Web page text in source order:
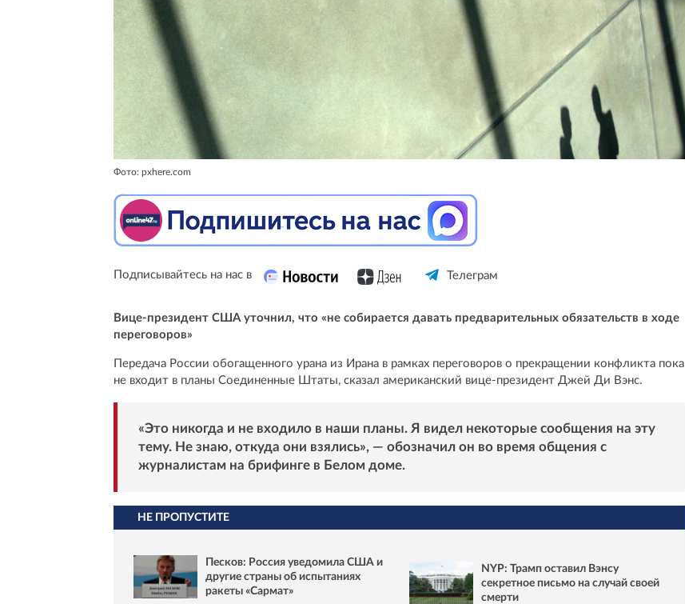
Фото: pxhere.com
Подписывайтесь на нас в Телеграм
Вице-президент США уточнил, что «не собирается давать предварительных обязательств в ходе
переговоров»
Передача России обогащенного урана из Ирана в рамках переговоров о прекращении конфликта пока
не входит в планы Соединенные Штаты, сказал американский вице-президент Джей Ди Вэнс.
«Это никогда и не входило в наши планы. Я видел некоторые сообщения на эту
тему. Не знаю, откуда они взялись», — обозначил он во время общения с
журналистам на брифинге в Белом доме.
НЕ ПРОПУСТИТЕ
Песков: Россия уведомила США и
другие страны об испытаниях
ракеты «Сармат»
NYP: Трамп оставил Вэнсу
секретное письмо на случай своей
смерти